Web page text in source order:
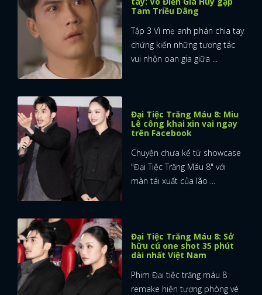
Tam Triều Dâng
Tập 3 Vì mẹ anh phán chia tay
chứng kiến những tương tác
vui nhộn oan gia giữa ...
Đại Tiệc Trăng Máu 8: Miu
Lê công khai xin vai ngay
trên Facebook
Chuyện chưa kể từ showcase
"Đại Tiệc Trăng Máu 8" với
màn tái xuất của lão ...
Đại Tiệc Trăng Máu 8: Sở
hữu cú one shot 35 phút
dài nhất Việt Nam
Phim Đại tiệc trăng máu 8
remake hiện tượng phòng vé